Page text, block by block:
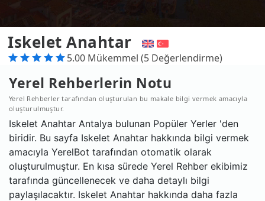
Iskelet Anahtar
5.00 Mükemmel (5 Değerlendirme)
Yerel Rehberlerin Notu
Yerel Rehberler tarafından oluşturulan bu makale bilgi vermek amacıyla
oluşturulmuştur.
Iskelet Anahtar Antalya bulunan Popüler Yerler 'den
biridir. Bu sayfa Iskelet Anahtar hakkında bilgi vermek
amacıyla YerelBot tarafından otomatik olarak
oluşturulmuştur. En kısa sürede Yerel Rehber ekibimiz
tarafında güncellenecek ve daha detaylı bilgi
paylaşılacaktır. Iskelet Anahtar hakkında daha fazla